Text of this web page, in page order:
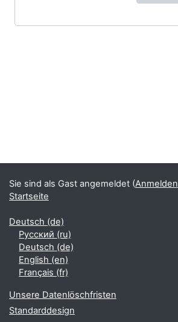
Sie sind als Gast angemeldet (Anmelden
Startseite
Deutsch ‎(de)‎
Русский ‎(ru)‎
Deutsch ‎(de)‎
English ‎(en)‎
Français ‎(fr)‎
Unsere Datenlöschfristen
Standarddesign